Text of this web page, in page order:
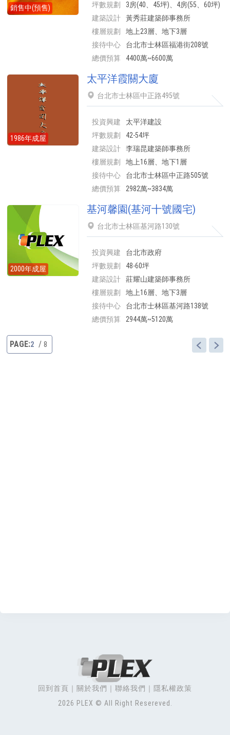
銷售中(預售)
坪數規劃
3房(40、45坪)、4房(55、60坪)
建築設計
黃秀莊建築師事務所
樓層規劃
地上23層、地下3層
接待中心
台北市士林區福港街208號
總價預算
4400萬~6600萬
1986年成屋
太平洋霞關大廈
台北市士林區中正路495號
投資興建
太平洋建設
坪數規劃
42-54坪
建築設計
李瑞昆建築師事務所
樓層規劃
地上16層、地下1層
接待中心
台北市士林區中正路505號
總價預算
2982萬~3834萬
2000年成屋
基河馨園(基河十號國宅)
台北市士林區基河路130號
投資興建
台北市政府
坪數規劃
48-60坪
建築設計
莊耀山建築師事務所
樓層規劃
地上16層、地下3層
接待中心
台北市士林區基河路138號
總價預算
2944萬~5120萬
2 8
回到首頁 關於我們 聯絡我們
隱私權政策
2026 PLEX © All Right Resereved.